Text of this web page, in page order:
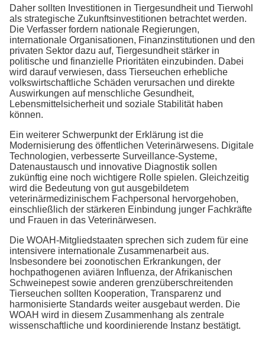
Daher sollten Investitionen in Tiergesundheit und Tierwohl
als strategische Zukunftsinvestitionen betrachtet werden.
Die Verfasser fordern nationale Regierungen,
internationale Organisationen, Finanzinstitutionen und den
privaten Sektor dazu auf, Tiergesundheit stärker in
politische und finanzielle Prioritäten einzubinden. Dabei
wird darauf verwiesen, dass Tierseuchen erhebliche
volkswirtschaftliche Schäden verursachen und direkte
Auswirkungen auf menschliche Gesundheit,
Lebensmittelsicherheit und soziale Stabilität haben
können.
Ein weiterer Schwerpunkt der Erklärung ist die
Modernisierung des öffentlichen Veterinärwesens. Digitale
Technologien, verbesserte Surveillance-Systeme,
Datenaustausch und innovative Diagnostik sollen
zukünftig eine noch wichtigere Rolle spielen. Gleichzeitig
wird die Bedeutung von gut ausgebildetem
veterinärmedizinischem Fachpersonal hervorgehoben,
einschließlich der stärkeren Einbindung junger Fachkräfte
und Frauen in das Veterinärwesen.
Die WOAH-Mitgliedstaaten sprechen sich zudem für eine
intensivere internationale Zusammenarbeit aus.
Insbesondere bei zoonotischen Erkrankungen, der
hochpathogenen aviären Influenza, der Afrikanischen
Schweinepest sowie anderen grenzüberschreitenden
Tierseuchen sollten Kooperation, Transparenz und
harmonisierte Standards weiter ausgebaut werden. Die
WOAH wird in diesem Zusammenhang als zentrale
wissenschaftliche und koordinierende Instanz bestätigt.